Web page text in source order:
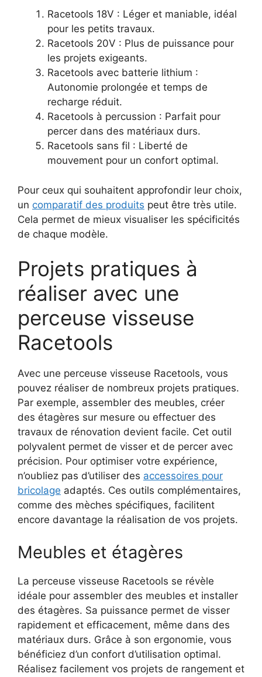
Racetools 18V : Léger et maniable, idéal
pour les petits travaux.
Racetools 20V : Plus de puissance pour
les projets exigeants.
Racetools avec batterie lithium :
Autonomie prolongée et temps de
recharge réduit.
Racetools à percussion : Parfait pour
percer dans des matériaux durs.
Racetools sans fil : Liberté de
mouvement pour un confort optimal.
Pour ceux qui souhaitent approfondir leur choix,
un comparatif des produits peut être très utile.
Cela permet de mieux visualiser les spécificités
de chaque modèle.
Projets pratiques à
réaliser avec une
perceuse visseuse
Racetools
Avec une perceuse visseuse Racetools, vous
pouvez réaliser de nombreux projets pratiques.
Par exemple, assembler des meubles, créer
des étagères sur mesure ou effectuer des
travaux de rénovation devient facile. Cet outil
polyvalent permet de visser et de percer avec
précision. Pour optimiser votre expérience,
n’oubliez pas d’utiliser des accessoires pour
bricolage adaptés. Ces outils complémentaires,
comme des mèches spécifiques, facilitent
encore davantage la réalisation de vos projets.
Meubles et étagères
La perceuse visseuse Racetools se révèle
idéale pour assembler des meubles et installer
des étagères. Sa puissance permet de visser
rapidement et efficacement, même dans des
matériaux durs. Grâce à son ergonomie, vous
bénéficiez d’un confort d’utilisation optimal.
Réalisez facilement vos projets de rangement et